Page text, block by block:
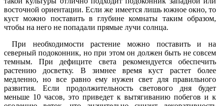
восточной ориентации. Если же имеется лишь южное окно, то
куст можно поставить в глубине комнаты таким образом,
чтобы на него не попадали прямые лучи солнца.
При необходимости растение можно поставить и на
северный подоконник, но при этом он должен быть не совсем
темным. При дефиците света рекомендуется обеспечить
растению досветку. В зимнее время куст растет более
медленно, но все равно ему нужен свет для правильного
развития. Если продолжительность светового дня будет
меньше 10 часов, это приведет к вытягиванию побегов и к